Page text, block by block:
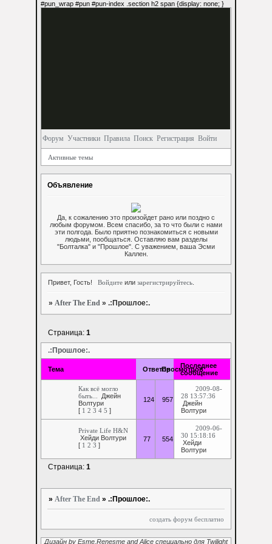
#pun_wrap #pun #pun-index .section h2 span {display: none; }
Форум Участники Правила Поиск Регистрация Войти
Активные темы
Объявление
Да, к сожалению это произойдет рано или поздно с
любым форумом. Всем спасибо, за то что были с нами
эти полгода. Было приятно познакомиться с новыми
людьми, пообщаться. Оставляю вам разделы
"Болталка" и "Прошлое". С уважением, ваша Эсми
Каллен.
Привет, Гость! Войдитеили зарегистрируйтесь.
»After The End ».:Прошлое:.
.:Прошлое:.
Страница:1
Тема ОтветовПросмотров
Последнее
сообщение
Как всё могло
быть...
Джейн
Волтури
[ 1 2 3 4 5 ]
124 957
2009-08-
28 13:57:36
Джейн
Волтури
Private Life H&N
Хейди Волтури
[ 1 2 3 ]
77 554
2009-06-
30 15:18:16
Хейди
Волтури
Страница:1
»After The End ».:Прошлое:.
создать форум бесплатно
Дизайн by Esme,Renesme and Alice специально для Twilight